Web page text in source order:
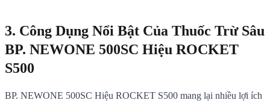
3. Công Dụng Nổi Bật Của Thuốc Trừ Sâu
BP. NEWONE 500SC Hiệu ROCKET
S500
BP. NEWONE 500SC Hiệu ROCKET S500 mang lại nhiều lợi ích